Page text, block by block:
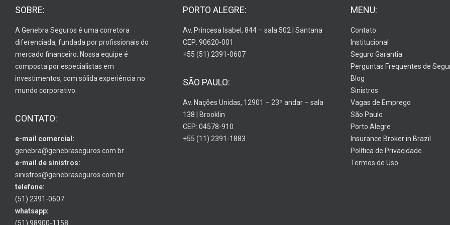
SOBRE:
A Genebra Seguros é uma corretora
diferenciada, fundada por profissionais do
mercado financeiro. Nossa equipe é
composta por especialistas em
investimentos, com sólida experiência no
mundo corporativo.
CONTATO:
e-mail comercial:
genebra@genebraseguros.com.br
e-mail de sinistros:
sinistros@genebraseguros.com.br
telefone:
(51) 2391-0607
whatsapp:
(51) 98900-1158
PORTO ALEGRE:
Av. Princesa Isabel, 844 – sala 502 | Santana
CEP: 90620-001
+55 (51) 2391-0607
SÃO PAULO:
Av. Nações Unidas, 12901 – 23º andar – sala
138 | Brooklin
CEP: 04578-910
+55 (11) 2391-1883
MENU:
Contato
Institucional
Seguro Garantia
Perguntas Frequentes de
Blog
Sinistros
Vagas de Emprego
São Paulo
Porto Alegre
Insurance Broker in Brazil
Política de Privacidade
Termos de Uso